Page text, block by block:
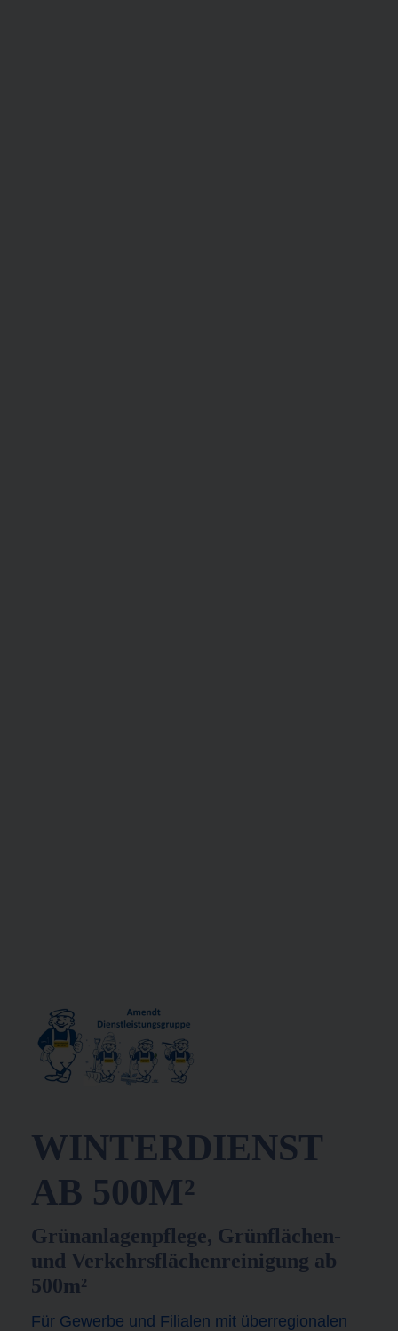
WINTERDIENST
AB 500M²
Grünanlagenpflege, Grünflächen-
und Verkehrsflächenreinigung ab
500m²
Für Gewerbe und Filialen mit überregionalen